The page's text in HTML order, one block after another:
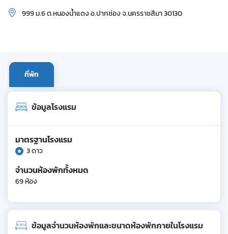
999 ม.6 ต.หนองน้ำแดง อ.ปากช่อง จ.นครราชสีมา 30130
ที่พัก
ข้อมูลโรงแรม
มาตรฐานโรงแรม
3 ดาว
จำนวนห้องพักทั้งหมด
69 ห้อง
ข้อมูลจำนวนห้องพักและขนาดห้องพักภายในโรงแรม